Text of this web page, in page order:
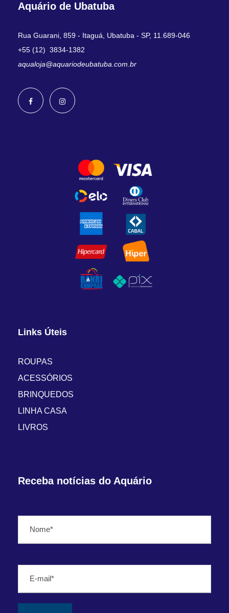
Aquário de Ubatuba
Rua Guarani, 859 - Itaguá, Ubatuba - SP, 11.689-046
+55 (12) 3834-1382
aqualoja@aquariodeubatuba.com.br
Links Úteis
ROUPAS
ACESSÓRIOS
BRINQUEDOS
LINHA CASA
LIVROS
Receba notícias do Aquário